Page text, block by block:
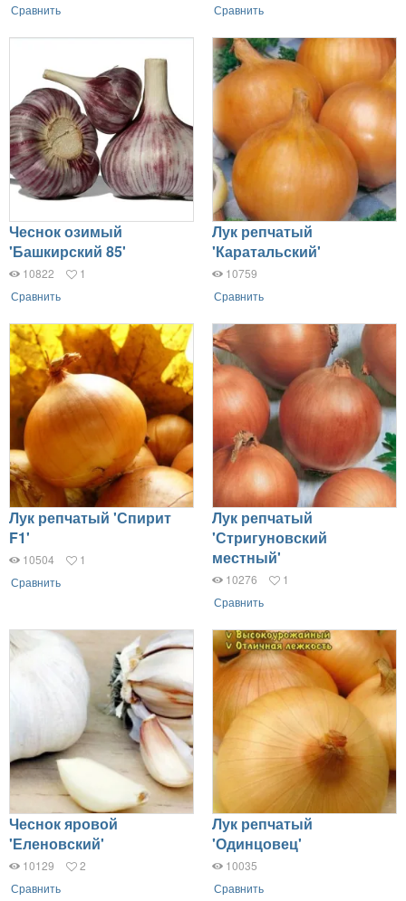
Сравнить
Сравнить
Чеснок озимый
'Башкирский 85'
10822
1
Сравнить
Лук репчатый
'Каратальский'
10759
Сравнить
Лук репчатый 'Спирит
F1'
10504
1
Сравнить
Лук репчатый
'Стригуновский
местный'
10276
1
Сравнить
Чеснок яровой
'Еленовский'
10129
2
Сравнить
Лук репчатый
'Одинцовец'
10035
Сравнить